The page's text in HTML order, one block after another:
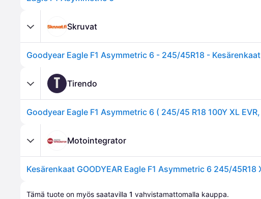
Skruvat
Goodyear Eagle F1 Asymmetric 6 - 245/45R18 - Kesärenkaat
T Tirendo
Motointegrator
Tämä tuote on myös saatavilla 1 vahvistamattomalla kauppa.